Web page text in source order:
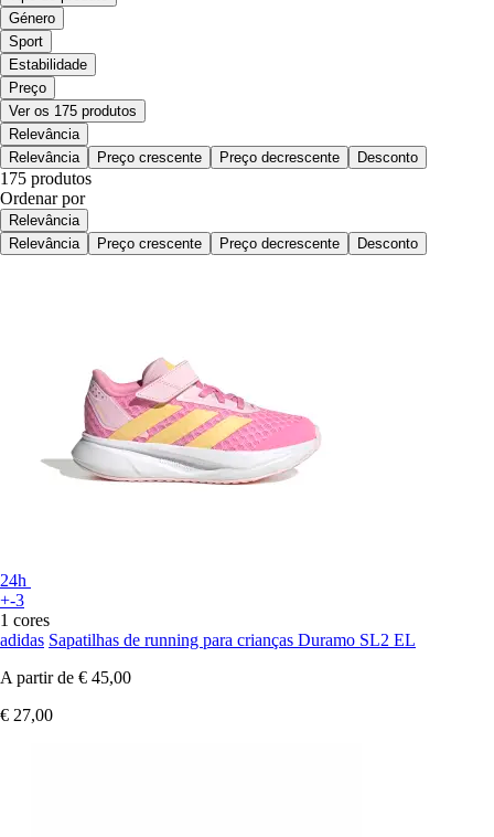
Género
Sport
Estabilidade
Preço
Ver os 175 produtos
Relevância
Relevância
Preço crescente Preço decrescente Desconto
175 produtos
Ordenar por
Relevância
Relevância
Preço crescente Preço decrescente Desconto
24h
+-3
1 cores
adidas Sapatilhas de running para crianças Duramo SL2 EL
A partir de € 45,00
€ 27,00